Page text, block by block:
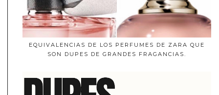
EQUIVALENCIAS DE LOS PERFUMES DE ZARA QUE
SON DUPES DE GRANDES FRAGANCIAS.